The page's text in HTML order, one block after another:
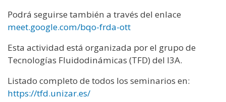
Podrá seguirse también a través del enlace
meet.google.com/bqo-frda-ott
Esta actividad está organizada por el grupo de
Tecnologías Fluidodinámicas (TFD) del I3A.
Listado completo de todos los seminarios en:
https://tfd.unizar.es/